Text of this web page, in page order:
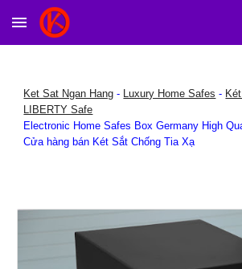
Skip to main content
Ket Sat Ngan Hang - Luxury Home Safes -
LIBERTY Safe
Electronic Home Safes Box Germany High
Cửa hàng bán Két Sắt Chống Tia Xạ